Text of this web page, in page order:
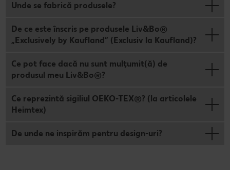
Unde se fabrică produsele?
De ce este înscris pe produsele Liv&Bo®
„Exclusively by Kaufland” (Exclusiv la Kaufland)?
Ce pot face dacă nu sunt mulțumit(ă) de
produsul meu Liv&Bo®?
Ce reprezintă sigiliul OEKO-TEX®? (la articolele
Heimtex)
De unde ne inspirăm pentru design-uri?